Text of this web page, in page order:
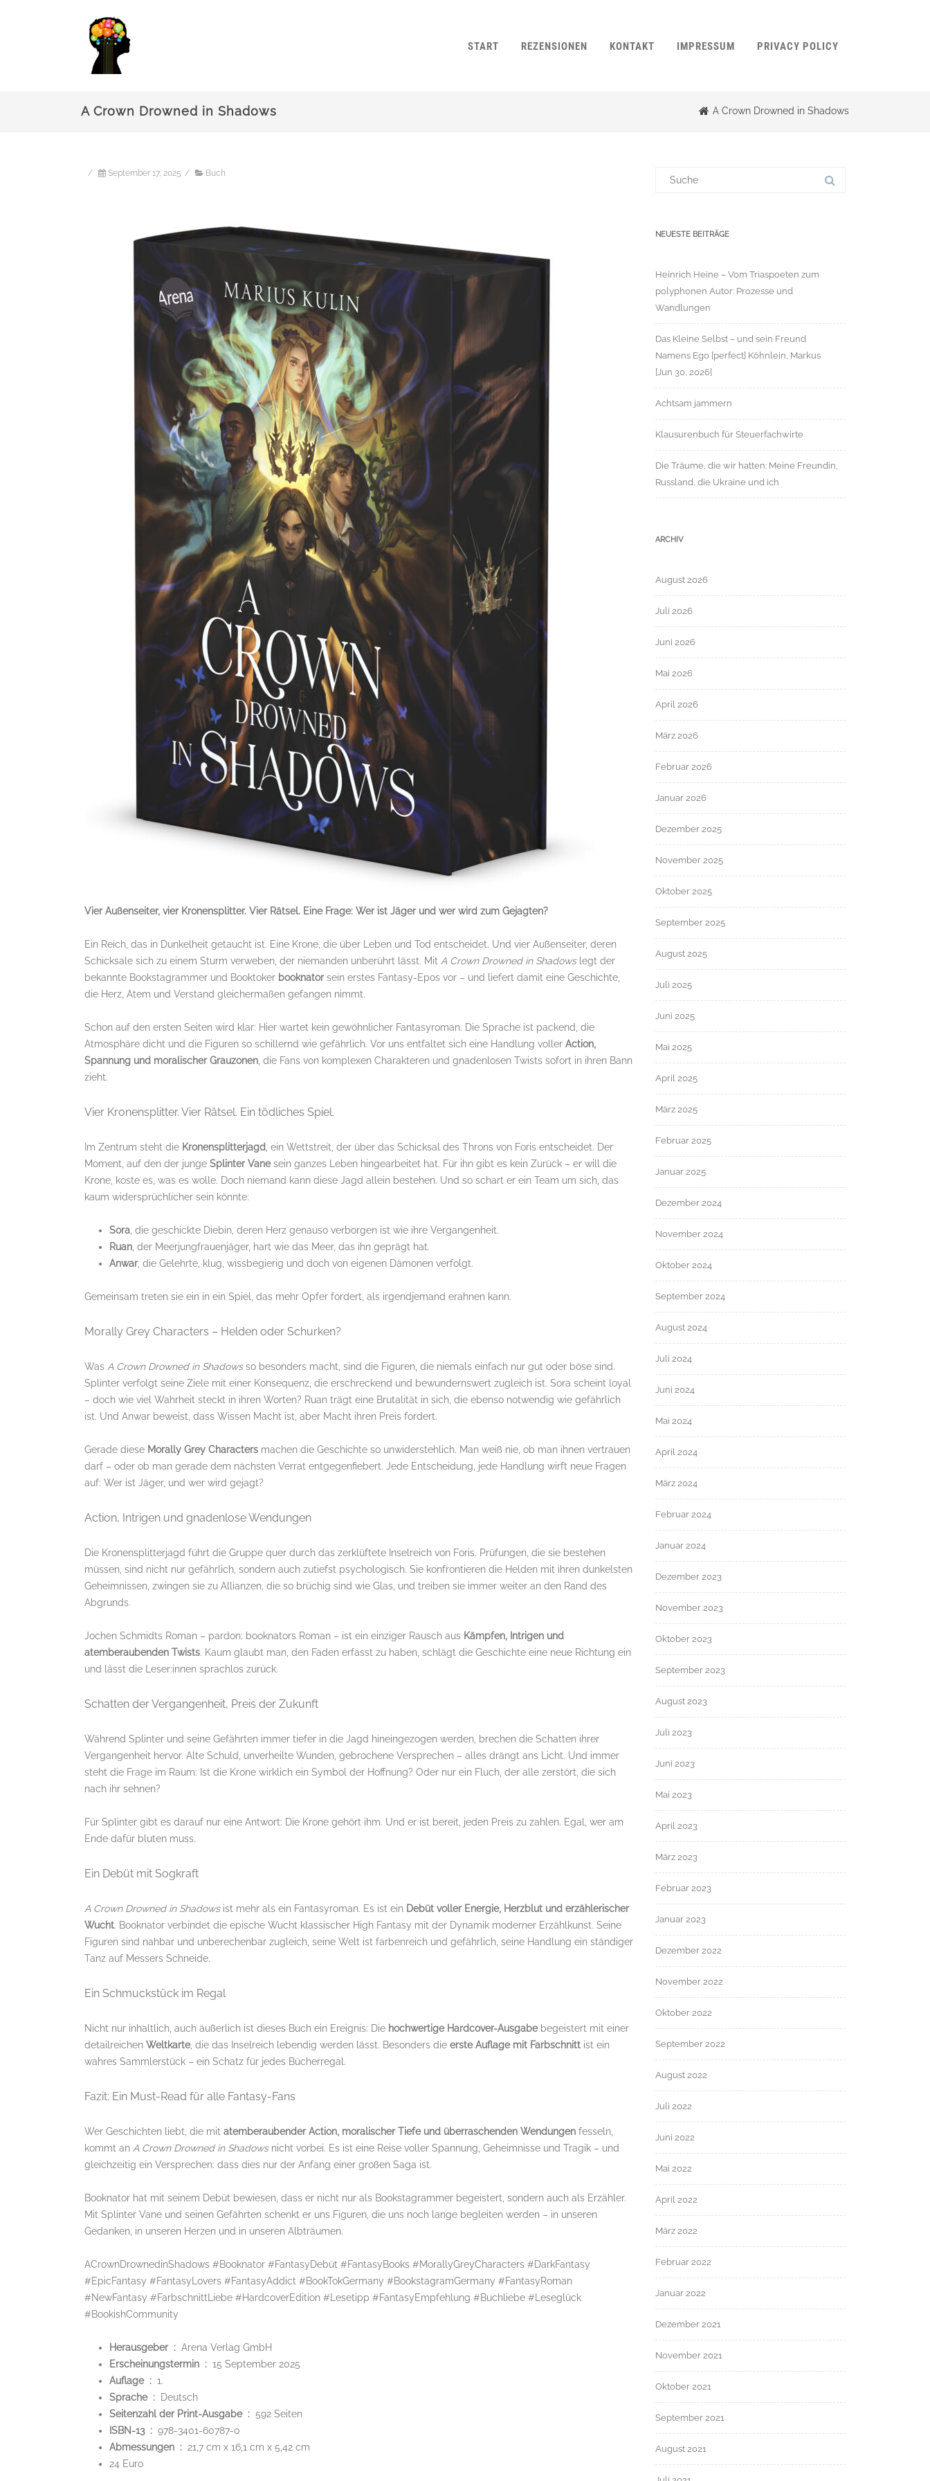
START REZENSIONEN KONTAKT IMPRESSUM PRIVACY POLICY
A Crown Drowned in Shadows A Crown Drowned in Shadows
/ September 17, 2025 / Buch
Vier Außenseiter, vier Kronensplitter. Vier Rätsel. Eine Frage: Wer ist Jäger und wer wird zum Gejagten?
Ein Reich, das in Dunkelheit getaucht ist. Eine Krone, die über Leben und Tod entscheidet. Und vier Außenseiter, deren
Schicksale sich zu einem Sturm verweben, der niemanden unberührt lässt. Mit A Crown Drowned in Shadowslegt der
bekannte Bookstagrammer und Booktoker booknatorsein erstes Fantasy-Epos vor – und liefert damit eine Geschichte,
die Herz, Atem und Verstand gleichermaßen gefangen nimmt.
Schon auf den ersten Seiten wird klar: Hier wartet kein gewöhnlicher Fantasyroman. Die Sprache ist packend, die
Atmosphäre dicht und die Figuren so schillernd wie gefährlich. Vor uns entfaltet sich eine Handlung voller Action,
Spannung und moralischer Grauzonen , die Fans von komplexen Charakteren und gnadenlosen Twists sofort in ihren Bann
zieht.
Vier Kronensplitter. Vier Rätsel. Ein tödliches Spiel.
Im Zentrum steht die Kronensplitterjagd , ein Wettstreit, der über das Schicksal des Throns von Foris entscheidet. Der
Moment, auf den der junge Splinter Vanesein ganzes Leben hingearbeitet hat. Für ihn gibt es kein Zurück – er will die
Krone, koste es, was es wolle. Doch niemand kann diese Jagd allein bestehen. Und so schart er ein Team um sich, das
kaum widersprüchlicher sein könnte:
Sora , die geschickte Diebin, deren Herz genauso verborgen ist wie ihre Vergangenheit.
Ruan , der Meerjungfrauenjäger, hart wie das Meer, das ihn geprägt hat.
Anwar, die Gelehrte, klug, wissbegierig und doch von eigenen Dämonen verfolgt.
Gemeinsam treten sie ein in ein Spiel, das mehr Opfer fordert, als irgendjemand erahnen kann.
Morally Grey Characters – Helden oder Schurken?
Was A Crown Drowned in Shadowsso besonders macht, sind die Figuren, die niemals einfach nur gut oder böse sind.
Splinter verfolgt seine Ziele mit einer Konsequenz, die erschreckend und bewundernswert zugleich ist. Sora scheint loyal
– doch wie viel Wahrheit steckt in ihren Worten? Ruan trägt eine Brutalität in sich, die ebenso notwendig wie gefährlich
ist. Und Anwar beweist, dass Wissen Macht ist, aber Macht ihren Preis fordert.
Gerade diese Morally Grey Characters machen die Geschichte so unwiderstehlich. Man weiß nie, ob man ihnen vertrauen
darf – oder ob man gerade dem nächsten Verrat entgegenfiebert. Jede Entscheidung, jede Handlung wirft neue Fragen
auf: Wer ist Jäger, und wer wird gejagt?
Action, Intrigen und gnadenlose Wendungen
Die Kronensplitterjagd führt die Gruppe quer durch das zerklüftete Inselreich von Foris. Prüfungen, die sie bestehen
müssen, sind nicht nur gefährlich, sondern auch zutiefst psychologisch. Sie konfrontieren die Helden mit ihren dunkelsten
Geheimnissen, zwingen sie zu Allianzen, die so brüchig sind wie Glas, und treiben sie immer weiter an den Rand des
Abgrunds.
Jochen Schmidts Roman – pardon: booknators Roman – ist ein einziger Rausch aus Kämpfen, Intrigen und
atemberaubenden Twists. Kaum glaubt man, den Faden erfasst zu haben, schlägt die Geschichte eine neue Richtung ein
und lässt die Leser:innen sprachlos zurück.
Schatten der Vergangenheit, Preis der Zukunft
Während Splinter und seine Gefährten immer tiefer in die Jagd hineingezogen werden, brechen die Schatten ihrer
Vergangenheit hervor. Alte Schuld, unverheilte Wunden, gebrochene Versprechen – alles drängt ans Licht. Und immer
steht die Frage im Raum: Ist die Krone wirklich ein Symbol der Hoffnung? Oder nur ein Fluch, der alle zerstört, die sich
nach ihr sehnen?
Für Splinter gibt es darauf nur eine Antwort: Die Krone gehört ihm. Und er ist bereit, jeden Preis zu zahlen. Egal, wer am
Ende dafür bluten muss.
Ein Debüt mit Sogkraft
A Crown Drowned in Shadowsist mehr als ein Fantasyroman. Es ist ein Debüt voller Energie, Herzblut und erzählerischer
Wucht. Booknator verbindet die epische Wucht klassischer High Fantasy mit der Dynamik moderner Erzählkunst. Seine
Figuren sind nahbar und unberechenbar zugleich, seine Welt ist farbenreich und gefährlich, seine Handlung ein ständiger
Tanz auf Messers Schneide.
Ein Schmuckstück im Regal
Nicht nur inhaltlich, auch äußerlich ist dieses Buch ein Ereignis: Die hochwertige Hardcover-Ausgabebegeistert mit einer
detailreichen Weltkarte, die das Inselreich lebendig werden lässt. Besonders die erste Auflage mit Farbschnitt ist ein
wahres Sammlerstück – ein Schatz für jedes Bücherregal.
Fazit: Ein Must-Read für alle Fantasy-Fans
Wer Geschichten liebt, die mit atemberaubender Action, moralischer Tiefe und überraschenden Wendungen fesseln,
kommt an A Crown Drowned in Shadowsnicht vorbei. Es ist eine Reise voller Spannung, Geheimnisse und Tragik – und
gleichzeitig ein Versprechen: dass dies nur der Anfang einer großen Saga ist.
Booknator hat mit seinem Debüt bewiesen, dass er nicht nur als Bookstagrammer begeistert, sondern auch als Erzähler.
Mit Splinter Vane und seinen Gefährten schenkt er uns Figuren, die uns noch lange begleiten werden – in unseren
Gedanken, in unseren Herzen und in unseren Albträumen.
ACrownDrownedinShadows #Booknator #FantasyDebüt #FantasyBooks #MorallyGreyCharacters #DarkFantasy
#EpicFantasy #FantasyLovers #FantasyAddict #BookTokGermany #BookstagramGermany #FantasyRoman
#NewFantasy #FarbschnittLiebe #HardcoverEdition #Lesetipp #FantasyEmpfehlung #Buchliebe #Leseglück
#BookishCommunity
Herausgeber ‏ : ‎ Arena Verlag GmbH
Erscheinungstermin ‏ : ‎ 15 September 2025
Auflage ‏ : ‎ 1.
Sprache ‏ : ‎
Deutsch
Seitenzahl der Print-Ausgabe ‏ : ‎ 592 Seiten
ISBN-13 ‏ : ‎ 978-3401-60787-0
Abmessungen ‏ : ‎ 21,7 cm x 16,1 cm x 5,42 cm
24 Euro
NEUESTE BEITRÄGE
Heinrich Heine – Vom Triaspoeten zum
polyphonen Autor: Prozesse und
Wandlungen
Das Kleine Selbst – und sein Freund
Namens Ego [perfect] Köhnlein, Markus
[Jun 30, 2026]
Achtsam jammern
Klausurenbuch für Steuerfachwirte
Die Träume, die wir hatten: Meine Freundin,
Russland, die Ukraine und ich
ARCHIV
August 2026
Juli 2026
Juni 2026
Mai 2026
April 2026
März 2026
Februar 2026
Januar 2026
Dezember 2025
November 2025
Oktober 2025
September 2025
August 2025
Juli 2025
Juni 2025
Mai 2025
April 2025
März 2025
Februar 2025
Januar 2025
Dezember 2024
November 2024
Oktober 2024
September 2024
August 2024
Juli 2024
Juni 2024
Mai 2024
April 2024
März 2024
Februar 2024
Januar 2024
Dezember 2023
November 2023
Oktober 2023
September 2023
August 2023
Juli 2023
Juni 2023
Mai 2023
April 2023
März 2023
Februar 2023
Januar 2023
Dezember 2022
November 2022
Oktober 2022
September 2022
August 2022
Juli 2022
Juni 2022
Mai 2022
April 2022
März 2022
Februar 2022
Januar 2022
Dezember 2021
November 2021
Oktober 2021
September 2021
August 2021